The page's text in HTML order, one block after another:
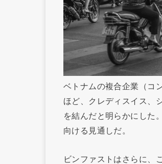
ベトナムの複合企業（コ
ほど、クレディスイス、
を結んだと明らかにした
向ける見通しだ。
ビンファストはさらに、